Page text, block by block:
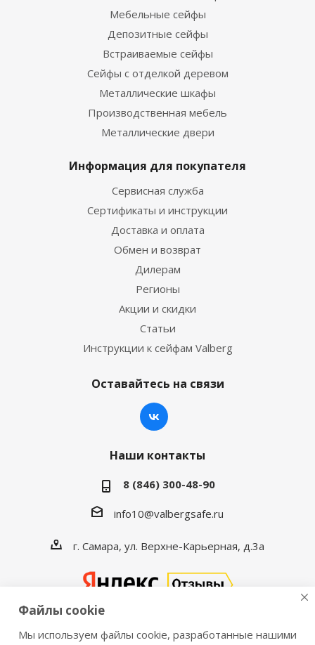
Мебельные сейфы
Депозитные сейфы
Встраиваемые сейфы
Сейфы с отделкой деревом
Металлические шкафы
Производственная мебель
Металлические двери
Информация для покупателя
Сервисная служба
Сертификаты и инструкции
Доставка и оплата
Обмен и возврат
Дилерам
Регионы
Акции и скидки
Статьи
Инструкции к сейфам Valberg
Оставайтесь на связи
Наши контакты
8 (846) 300-48-90
info10@valbergsafe.ru
г. Самара, ул. Верхне-Карьерная, д.3а
Файлы cookie
Мы используем файлы cookie, разработанные нашими